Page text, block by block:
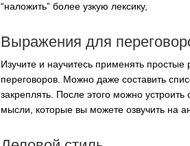
“наложить” более узкую лексику,
Выражения для
Изучите и научитесь применять
переговоров. Можно даже составить
закреплять. После этого можно
мысли, которые вы можете озвучить на